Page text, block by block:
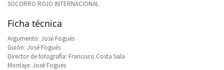
SOCORRO ROJO INTERNACIONAL
Ficha técnica
Argumento: José Fogués
Guión: José Fogués
Director de fotografía: Francisco Costa Sala
Montaje: José Fogués